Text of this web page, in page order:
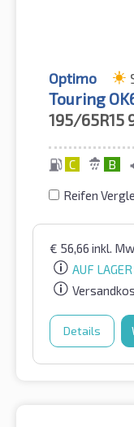
Optimo
Touring
195/65R15
C B
Reifen
€ 56,66 inkl.
AUF LAGER
Details